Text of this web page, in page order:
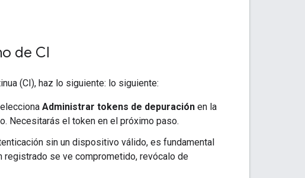
de CI
(CI), haz lo siguiente: lo siguiente:
Administrar tokens de depuración en la
Necesitarás el token en el próximo paso.
sin un dispositivo válido, es fundamental
registrado se ve comprometido, revócalo de